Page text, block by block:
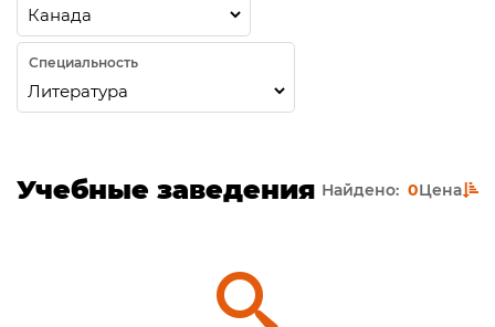
Специальность
Учебные заведения Найдено: 0Цена